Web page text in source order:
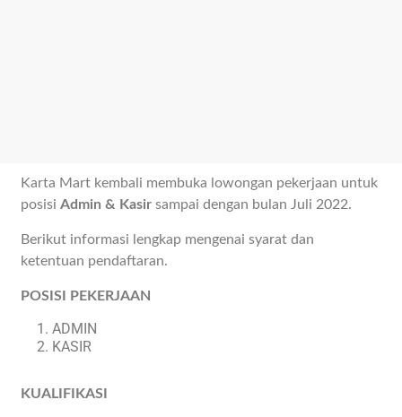
Karta Mart kembali membuka lowongan pekerjaan untuk
posisiAdmin & Kasir sampai dengan bulan Juli 2022.
Berikut informasi lengkap mengenai syarat dan
ketentuan pendaftaran.
POSISI PEKERJAAN
ADMIN
KASIR
KUALIFIKASI